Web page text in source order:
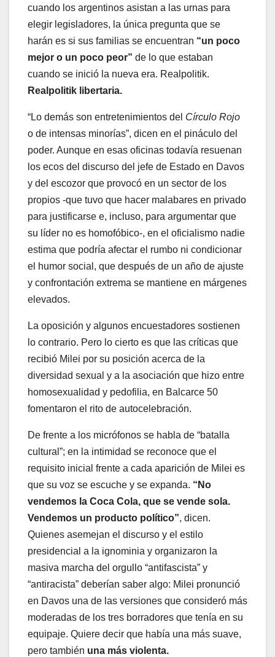
cuando los argentinos asistan a las urnas para
elegir legisladores, la única pregunta que se
harán es si sus familias se encuentran “un poco
mejor o un poco peor” de lo que estaban
cuando se inició la nueva era. Realpolitik.
Realpolitik libertaria.
“Lo demás son entretenimientos del Círculo Rojo
o de intensas minorías”, dicen en el pináculo del
poder. Aunque en esas oficinas todavía resuenan
los ecos del discurso del jefe de Estado en Davos
y del escozor que provocó en un sector de los
propios -que tuvo que hacer malabares en privado
para justificarse e, incluso, para argumentar que
su líder no es homofóbico-, en el oficialismo nadie
estima que podría afectar el rumbo ni condicionar
el humor social, que después de un año de ajuste
y confrontación extrema se mantiene en márgenes
elevados.
La oposición y algunos encuestadores sostienen
lo contrario. Pero lo cierto es que las críticas que
recibió Milei por su posición acerca de la
diversidad sexual y a la asociación que hizo entre
homosexualidad y pedofilia, en Balcarce 50
fomentaron el rito de autocelebración.
De frente a los micrófonos se habla de “batalla
cultural”; en la intimidad se reconoce que el
requisito inicial frente a cada aparición de Milei es
que su voz se escuche y se expanda. “No
vendemos la Coca Cola, que se vende sola.
Vendemos un producto político”, dicen.
Quienes asemejan el discurso y el estilo
presidencial a la ignominia y organizaron la
masiva marcha del orgullo “antifascista” y
“antiracista” deberían saber algo: Milei pronunció
en Davos una de las versiones que consideró más
moderadas de los tres borradores que tenía en su
equipaje. Quiere decir que había una más suave,
pero también una más violenta.